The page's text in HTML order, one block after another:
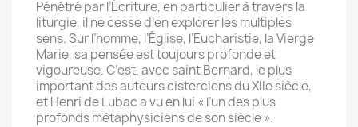
Pénétré par l’Écriture, en particulier à travers la
liturgie, il ne cesse d’en explorer les multiples
sens. Sur l’homme, l’Église, l’Eucharistie, la Vierge
Marie, sa pensée est toujours profonde et
vigoureuse. C’est, avec saint Bernard, le plus
important des auteurs cisterciens du XIIe siècle,
et Henri de Lubac a vu en lui « l’un des plus
profonds métaphysiciens de son siècle ».